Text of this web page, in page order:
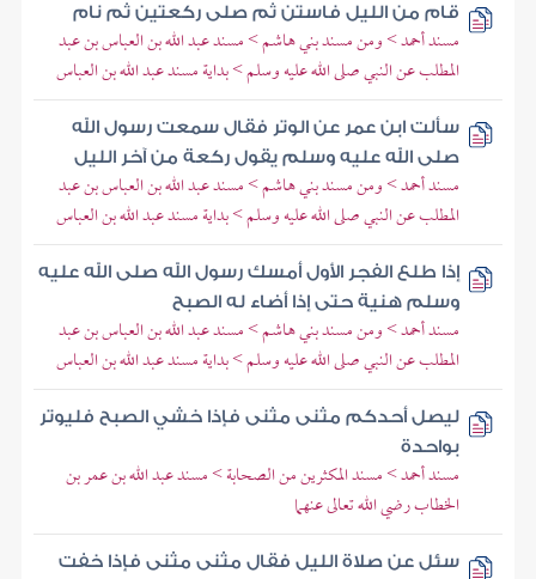
قام من الليل فاستن ثم صلى ركعتين ثم نام
مسند أحمد > ومن مسند بني هاشم > مسند عبد الله بن العباس بن عبد
المطلب عن النبي صلى الله عليه وسلم > بداية مسند عبد الله بن العباس
سألت ابن عمر عن الوتر فقال سمعت رسول الله
صلى الله عليه وسلم يقول ركعة من آخر الليل
مسند أحمد > ومن مسند بني هاشم > مسند عبد الله بن العباس بن عبد
المطلب عن النبي صلى الله عليه وسلم > بداية مسند عبد الله بن العباس
إذا طلع الفجر الأول أمسك رسول الله صلى الله عليه
وسلم هنية حتى إذا أضاء له الصبح
مسند أحمد > ومن مسند بني هاشم > مسند عبد الله بن العباس بن عبد
المطلب عن النبي صلى الله عليه وسلم > بداية مسند عبد الله بن العباس
ليصل أحدكم مثنى مثنى فإذا خشي الصبح فليوتر
بواحدة
مسند أحمد > مسند المكثرين من الصحابة > مسند عبد الله بن عمر بن
الخطاب رضي الله تعالى عنهما
سئل عن صلاة الليل فقال مثنى مثنى فإذا خفت